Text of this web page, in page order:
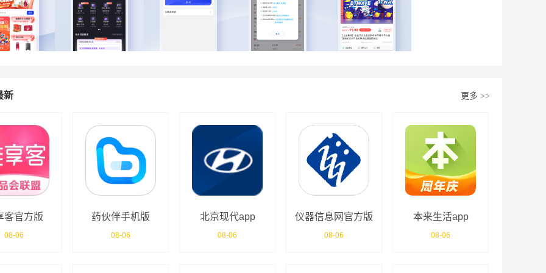
新 更多 >>
客官方版
08-06
药伙伴手机版
08-06
北京现代app
08-06
仪器信息网官方版
app
08-06
本来生活app
08-06